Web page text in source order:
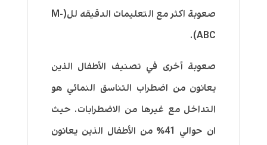
صعوبة اكثر مع التعليمات الدقيقه لل(M-
(ABC.
صعوبة أخرى في تصنيف الأطفال الذين
يعانون من اضطراب التناسق النمائي هو
التداخل مع غيرها من الاضطرابات. حيث
ان حوالي 41٪ من الأطفال الذين يعانون